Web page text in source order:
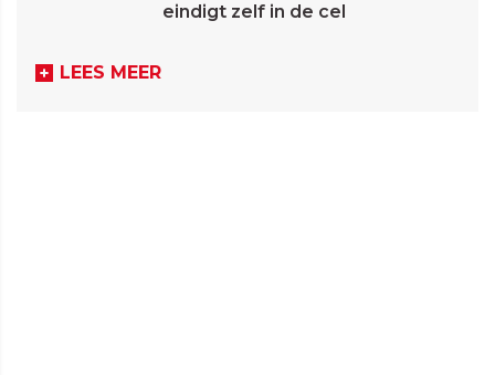
eindigt zelf in de cel
LEES MEER